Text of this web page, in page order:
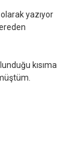
yazıyor
kısıma